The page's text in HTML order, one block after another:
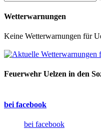
Wetterwarnungen
Keine Wetterwarnungen für
Feuerwehr Uelzen in den
bei facebook
bei facebook